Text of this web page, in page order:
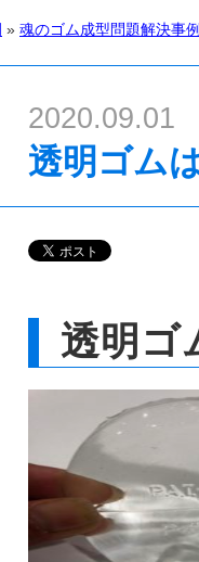
» 魂のゴム成型問題解決事
2020.09.01
透明ゴム
透明ゴ